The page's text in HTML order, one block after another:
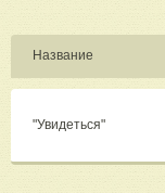
Название
"Увидеться"